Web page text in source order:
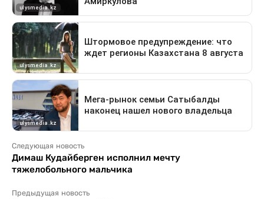
Следующая новость
Димаш Кудайберген исполнил мечту
тяжелобольного мальчика
Предыдущая новость